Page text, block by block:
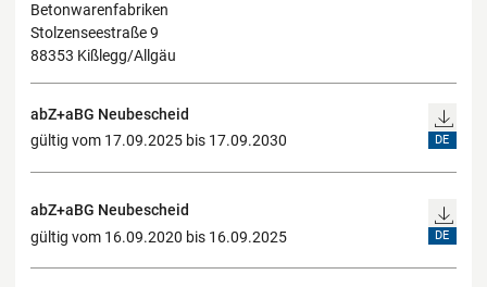
Betonwarenfabriken
Stolzenseestraße 9
88353 Kißlegg/Allgäu
abZ+aBG Neubescheid
gültig vom 17.09.2025 bis 17.09.2030
DE
abZ+aBG Neubescheid
gültig vom 16.09.2020 bis 16.09.2025
DE